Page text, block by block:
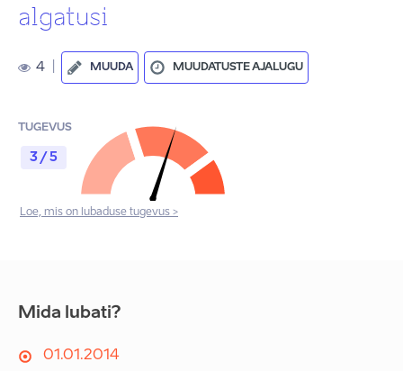
algatusi
4 MUUDA MUUDATUSTE AJALUGU
TUGEVUS
3 / 5
Loe, mis on lubaduse tugevus >
Mida lubati?
01.01.2014